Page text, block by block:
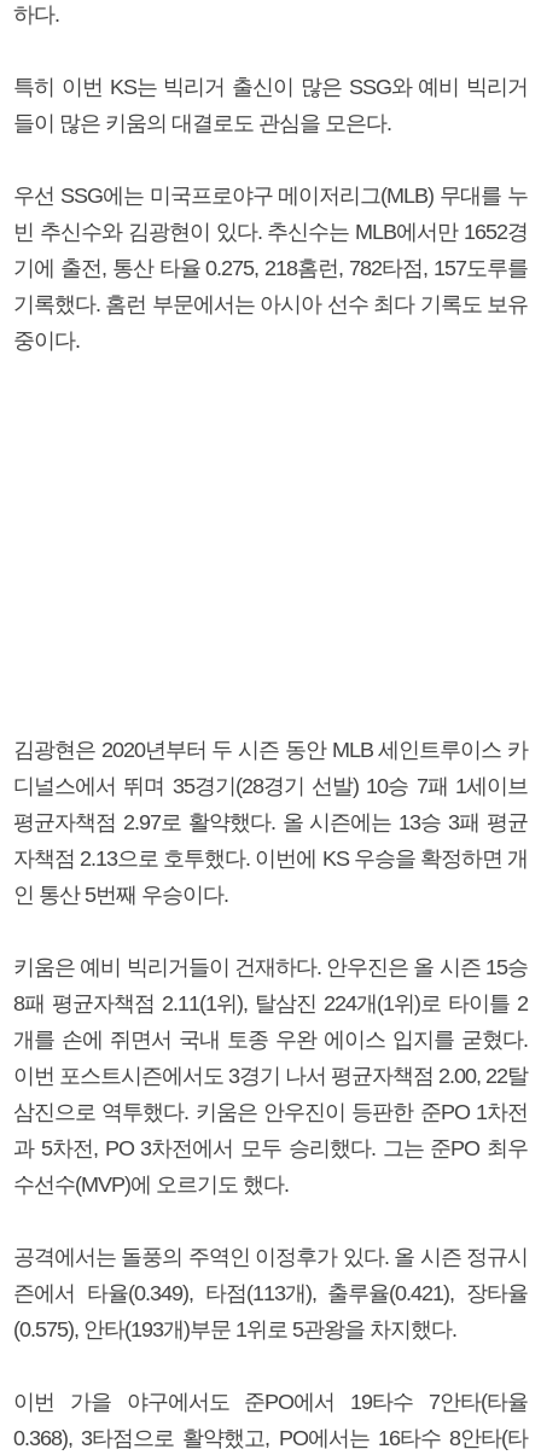
하다.
특히 이번 KS는 빅리거 출신이 많은 SSG와 예비 빅리거
들이 많은 키움의 대결로도 관심을 모은다.
우선 SSG에는 미국프로야구 메이저리그(MLB) 무대를 누
빈 추신수와 김광현이 있다. 추신수는 MLB에서만 1652경
기에 출전, 통산 타율 0.275, 218홈런, 782타점, 157도루를
기록했다. 홈런 부문에서는 아시아 선수 최다 기록도 보유
중이다.
김광현은 2020년부터 두 시즌 동안 MLB 세인트루이스 카
디널스에서 뛰며 35경기(28경기 선발) 10승 7패 1세이브
평균자책점 2.97로 활약했다. 올 시즌에는 13승 3패 평균
자책점 2.13으로 호투했다. 이번에 KS 우승을 확정하면 개
인 통산 5번째 우승이다.
키움은 예비 빅리거들이 건재하다. 안우진은 올 시즌 15승
8패 평균자책점 2.11(1위), 탈삼진 224개(1위)로 타이틀 2
개를 손에 쥐면서 국내 토종 우완 에이스 입지를 굳혔다.
이번 포스트시즌에서도 3경기 나서 평균자책점 2.00, 22탈
삼진으로 역투했다. 키움은 안우진이 등판한 준PO 1차전
과 5차전, PO 3차전에서 모두 승리했다. 그는 준PO 최우
수선수(MVP)에 오르기도 했다.
공격에서는 돌풍의 주역인 이정후가 있다. 올 시즌 정규시
즌에서 타율(0.349), 타점(113개), 출루율(0.421), 장타율
(0.575), 안타(193개)부문 1위로 5관왕을 차지했다.
이번 가을 야구에서도 준PO에서 19타수 7안타(타율
0.368), 3타점으로 활약했고, PO에서는 16타수 8안타(타